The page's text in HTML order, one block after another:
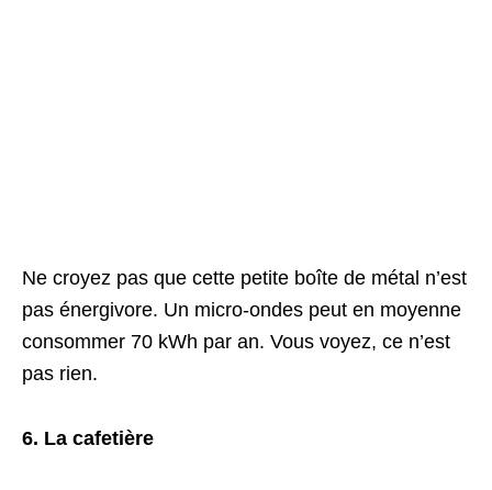
Ne croyez pas que cette petite boîte de métal n’est
pas énergivore. Un micro-ondes peut en moyenne
consommer 70 kWh par an. Vous voyez, ce n’est
pas rien.
6. La cafetière